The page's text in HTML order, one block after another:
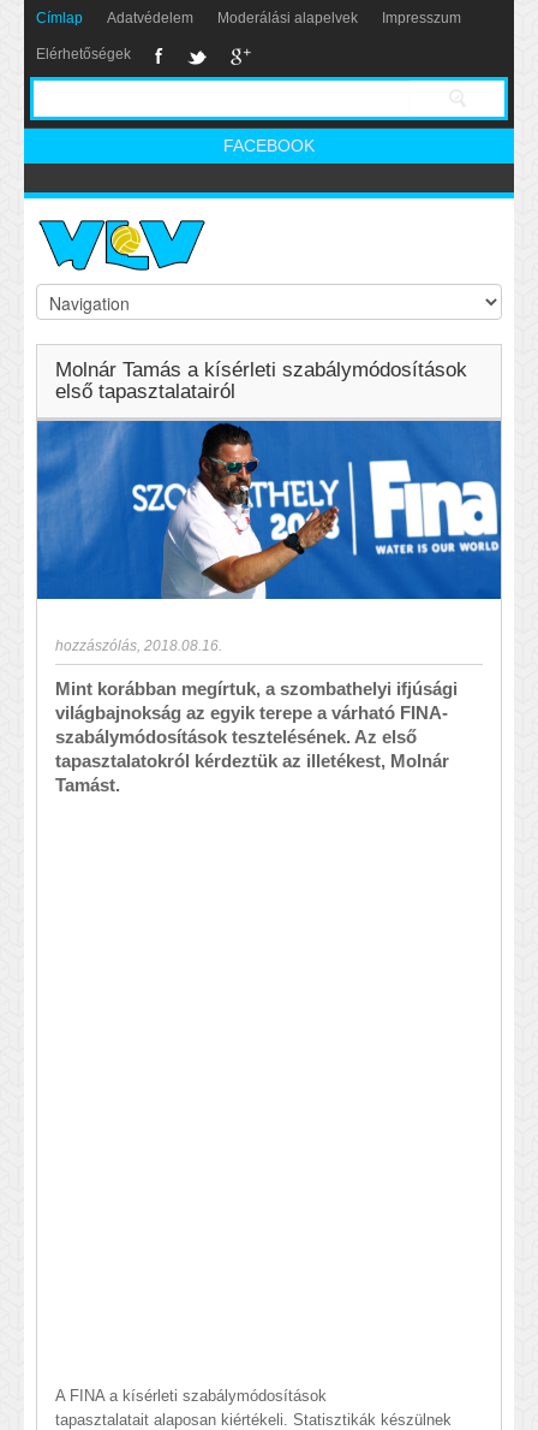
Címlap Adatvédelem Moderálási alapelvek Impresszum
Elérhetőségek
FACEBOOK
Molnár Tamás a kísérleti szabálymódosítások
első tapasztalatairól
hozzászólás 2018.08.16.
Mint korábban megírtuk, a szombathelyi ifjúsági
világbajnokság az egyik terepe a várható FINA-
szabálymódosítások tesztelésének. Az első
tapasztalatokról kérdeztük az illetékest, Molnár
Tamást.
A FINA a kísérleti szabálymódosítások
tapasztalatait alaposan kiértékeli. Statisztikák készülnek